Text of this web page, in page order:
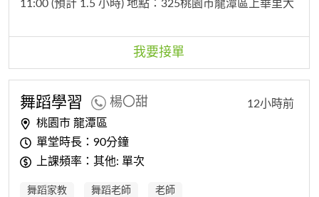
11:00 (預計 1.5 小時) 地點：325桃園市龍潭區上華里大
捷的社區長輩 講師費用： 2,000 元 備註：因應本案行
政經費核銷流程，當天需請老師協助簽署金額為 4,000
元之講師費領據（此部份不會影響老師的綜合所得稅稅
金） 再勞煩老師協助確認當天行程是否方便。非常感謝
您的幫忙！ 再請老師與我連繫 楊小姐 0**********
我要接單
舞蹈學習 楊〇甜
桃園市 龍潭區
單堂時長：90分鐘
上課頻率：其他: 單次
12小時前
舞蹈家教 舞蹈老師 老師